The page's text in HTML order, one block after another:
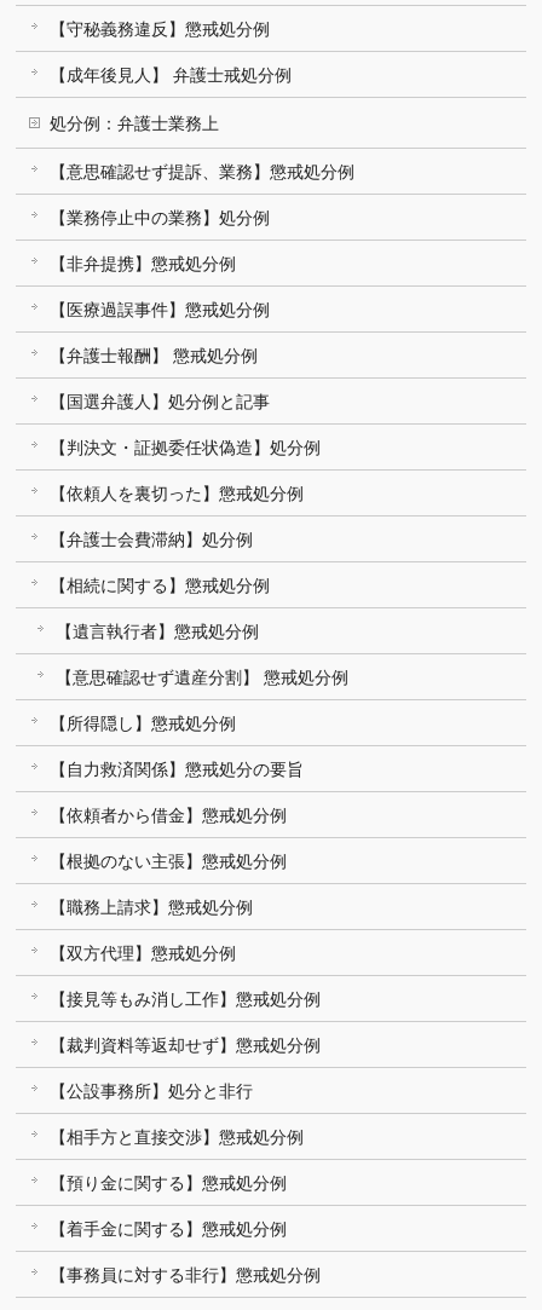
【守秘義務違反】懲戒処分例
【成年後見人】 弁護士戒処分例
処分例：弁護士業務上
【意思確認せず提訴、業務】懲戒処分例
【業務停止中の業務】処分例
【非弁提携】懲戒処分例
【医療過誤事件】懲戒処分例
【弁護士報酬】 懲戒処分例
【国選弁護人】処分例と記事
【判決文・証拠委任状偽造】処分例
【依頼人を裏切った】懲戒処分例
【弁護士会費滞納】処分例
【相続に関する】懲戒処分例
【遺言執行者】懲戒処分例
【意思確認せず遺産分割】 懲戒処分例
【所得隠し】懲戒処分例
【自力救済関係】懲戒処分の要旨
【依頼者から借金】懲戒処分例
【根拠のない主張】懲戒処分例
【職務上請求】懲戒処分例
【双方代理】懲戒処分例
【接見等もみ消し工作】懲戒処分例
【裁判資料等返却せず】懲戒処分例
【公設事務所】処分と非行
【相手方と直接交渉】懲戒処分例
【預り金に関する】懲戒処分例
【着手金に関する】懲戒処分例
【事務員に対する非行】懲戒処分例